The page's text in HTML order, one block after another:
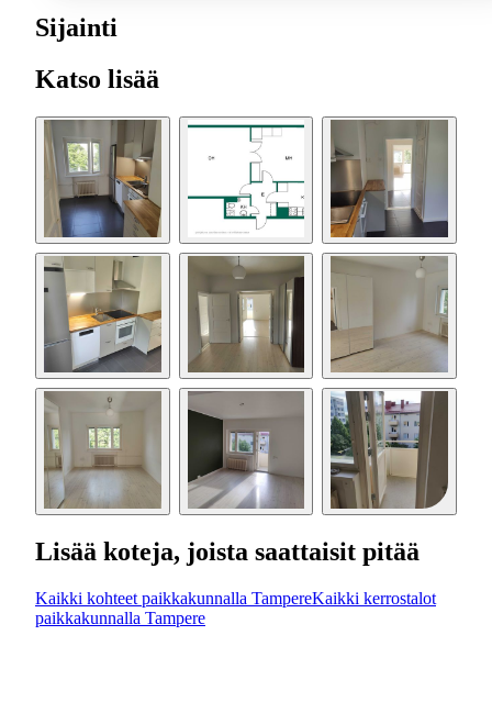
Sijainti
Katso lisää
Lisää koteja, joista saattaisit pitää
Kaikki kohteet paikkakunnalla TampereKaikki kerrostalot
paikkakunnalla Tampere